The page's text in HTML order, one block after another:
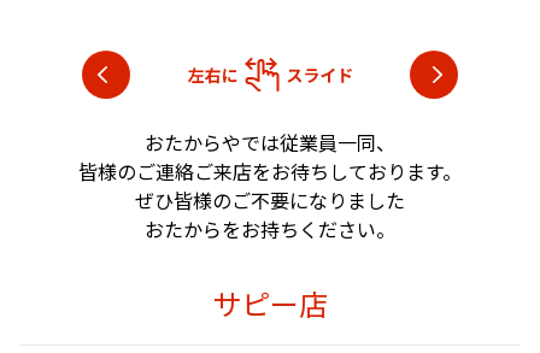
おたからやでは従業員一同、
皆様のご連絡ご来店をお待ちしております。
ぜひ皆様のご不要になりました
おたからをお持ちください。
サピー店